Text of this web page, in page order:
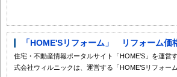
「HOME'Sリフォーム」 リフォーム価
住宅・不動産情報ポータルサイト「HOME’S」を運
式会社ウィルニックは、運営する「HOME’Sリフォー